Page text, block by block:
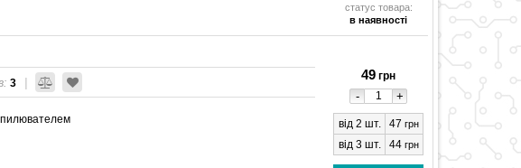
статус товара:
в наявності
3
49 грн
- +
від 2 шт. 47 грн
від 3 шт. 44 грн